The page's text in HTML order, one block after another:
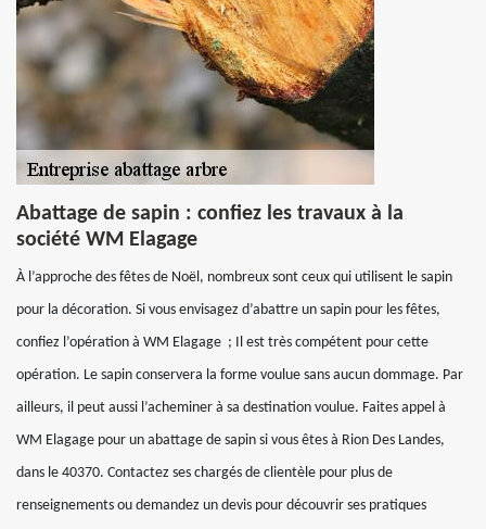
Abattage de sapin : confiez les travaux à la
société WM Elagage
À l’approche des fêtes de Noël, nombreux sont ceux qui utilisent le sapin
pour la décoration. Si vous envisagez d’abattre un sapin pour les fêtes,
confiez l’opération à WM Elagage ; Il est très compétent pour cette
opération. Le sapin conservera la forme voulue sans aucun dommage. Par
ailleurs, il peut aussi l’acheminer à sa destination voulue. Faites appel à
WM Elagage pour un abattage de sapin si vous êtes à Rion Des Landes,
dans le 40370. Contactez ses chargés de clientèle pour plus de
renseignements ou demandez un devis pour découvrir ses pratiques